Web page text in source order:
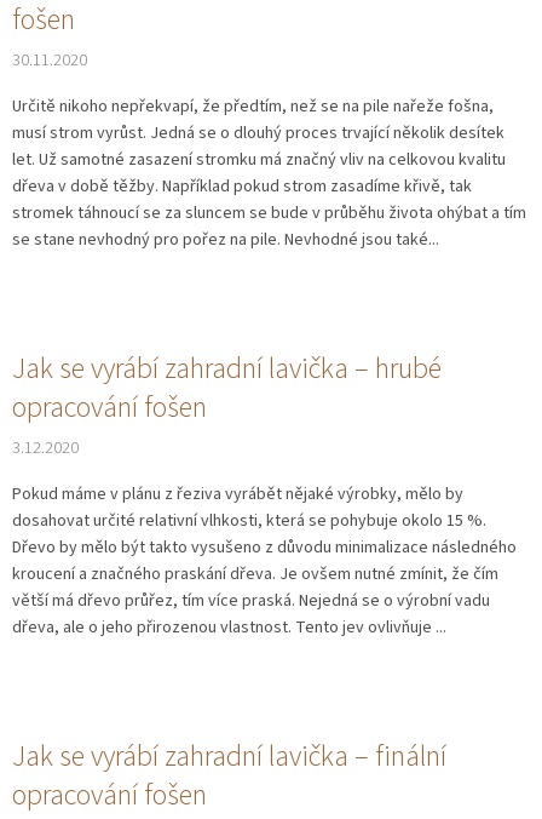
fošen
30.11.2020
Určitě nikoho nepřekvapí, že předtím, než se na pile nařeže fošna,
musí strom vyrůst. Jedná se o dlouhý proces trvající několik desítek
let. Už samotné zasazení stromku má značný vliv na celkovou kvalitu
dřeva v době těžby. Například pokud strom zasadíme křivě, tak
stromek táhnoucí se za sluncem se bude v průběhu života ohýbat a tím
se stane nevhodný pro pořez na pile. Nevhodné jsou také...
Jak se vyrábí zahradní lavička – hrubé
opracování fošen
3.12.2020
Pokud máme v plánu z řeziva vyrábět nějaké výrobky, mělo by
dosahovat určité relativní vlhkosti, která se pohybuje okolo 15 %.
Dřevo by mělo být takto vysušeno z důvodu minimalizace následného
kroucení a značného praskání dřeva. Je ovšem nutné zmínit, že čím
větší má dřevo průřez, tím více praská. Nejedná se o výrobní vadu
dřeva, ale o jeho přirozenou vlastnost. Tento jev ovlivňuje ...
Jak se vyrábí zahradní lavička – finální
opracování fošen